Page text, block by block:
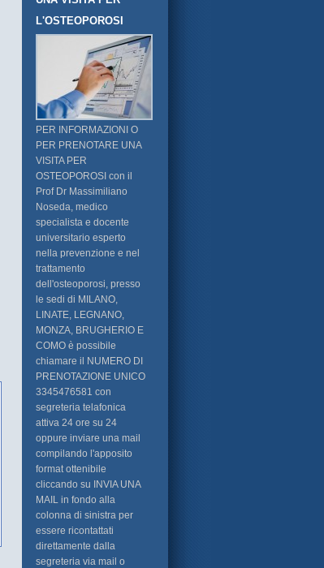
L'OSTEOPOROSI
PER INFORMAZIONI O
PER PRENOTARE UNA
VISITA PER
OSTEOPOROSI con il
Prof Dr Massimiliano
Noseda, medico
specialista e docente
universitario esperto
nella prevenzione e nel
trattamento
dell'osteoporosi, presso
le sedi di MILANO,
LINATE, LEGNANO,
MONZA, BRUGHERIO E
COMO è possibile
chiamare il NUMERO DI
PRENOTAZIONE UNICO
3345476581 con
segreteria telafonica
attiva 24 ore su 24
oppure inviare una mail
compilando l'apposito
format ottenibile
cliccando su INVIA UNA
MAIL in fondo alla
colonna di sinistra per
essere ricontattati
direttamente dalla
segreteria via mail o